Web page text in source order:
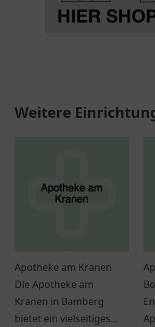
Weitere
Apotheke am Kranen
Die Apotheke am
Kranen in Bamberg
bietet ein vielseitiges